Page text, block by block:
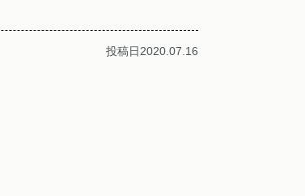
投稿日2020.07.16